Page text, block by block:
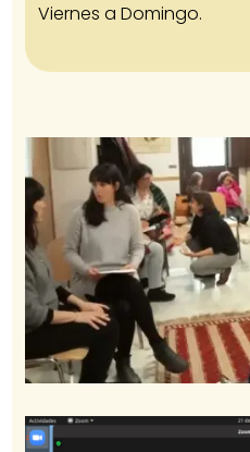
Viernes a Domingo.